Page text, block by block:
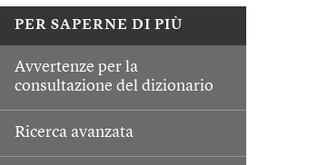
PER SAPERNE DI PIÙ
Avvertenze per la
consultazione del dizionario
Ricerca avanzata